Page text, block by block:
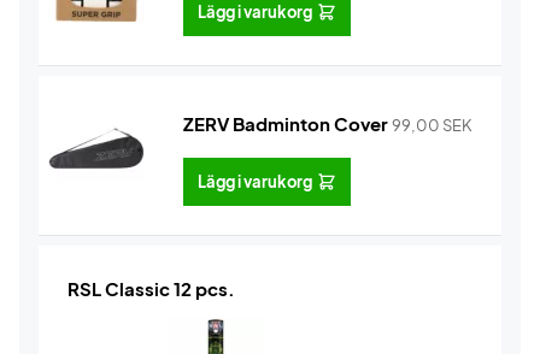
Lägg i varukorg
ZERV Badminton Cover99,00 SEK
Lägg i varukorg
RSL Classic 12 pcs.